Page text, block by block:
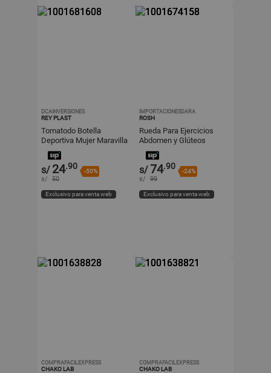
DCAINVERSIONES
REY PLAST
Tomatodo Botella
Deportiva Mujer Maravilla
Wonder Woman 1.1L
s/ 24.90
-50%
s/ 50
Exclusivo para venta web
IMPORTACIONESDARA
ROSH
Rueda Para Ejercicios
Abdomen y Glúteos
Rosado
s/74.90
-24%
s/ 99
Exclusivo para venta web
COMPRAFACILEXPRESS
CHAKO LAB
COMPRAFACILEXPRESS
CHAKO LAB